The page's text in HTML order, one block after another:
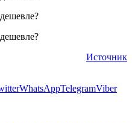
Источник
WhatsAppTelegramViber